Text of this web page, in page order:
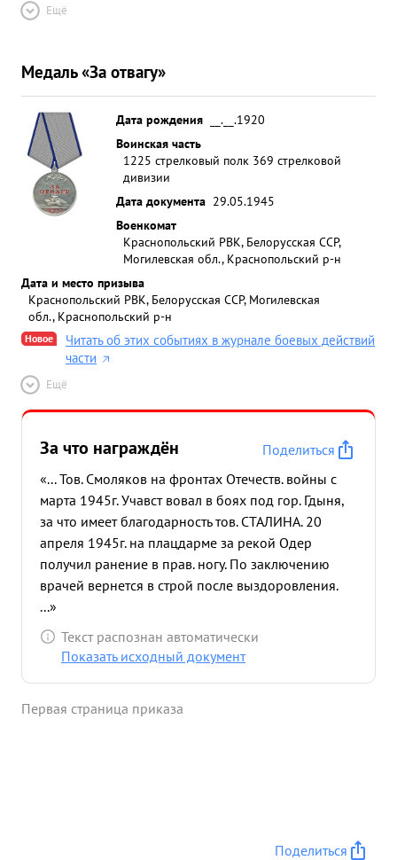
Ещё
Медаль «За отвагу»
Дата рождения
__.__.1920
Воинская часть
1225 стрелковый полк 369 стрелковой
дивизии
Дата документа 29.05.1945
Военкомат
Краснопольский РВК, Белорусская ССР,
Могилевская обл., Краснопольский р-н
Дата и место призыва
Краснопольский РВК, Белорусская ССР, Могилевская
обл., Краснопольский р-н
Новое
Читать об этих событиях в журнале боевых действий
части
Ещё
За что награждён
Поделиться
«... Тов. Смоляков на фронтах Отечеств. войны с
марта 1945г. Учавст вовал в боях под гор. Гдыня,
за что имеет благодарность тов. СТАЛИНА. 20
апреля 1945г. на плацдарме за рекой Одер
получил ранение в прав. ногу. По заключению
врачей вернется в строй после выздоровления.
...»
Текст распознан автоматически
Показать исходный документ
Первая страница приказа
Поделиться